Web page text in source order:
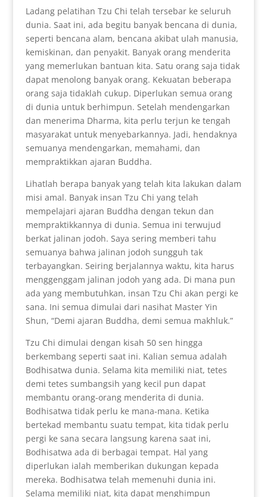
Ladang pelatihan Tzu Chi telah tersebar ke seluruh
dunia. Saat ini, ada begitu banyak bencana di dunia,
seperti bencana alam, bencana akibat ulah manusia,
kemiskinan, dan penyakit. Banyak orang menderita
yang memerlukan bantuan kita. Satu orang saja tidak
dapat menolong banyak orang. Kekuatan beberapa
orang saja tidaklah cukup. Diperlukan semua orang
di dunia untuk berhimpun. Setelah mendengarkan
dan menerima Dharma, kita perlu terjun ke tengah
masyarakat untuk menyebarkannya. Jadi, hendaknya
semuanya mendengarkan, memahami, dan
mempraktikkan ajaran Buddha.
Lihatlah berapa banyak yang telah kita lakukan dalam
misi amal. Banyak insan Tzu Chi yang telah
mempelajari ajaran Buddha dengan tekun dan
mempraktikkannya di dunia. Semua ini terwujud
berkat jalinan jodoh. Saya sering memberi tahu
semuanya bahwa jalinan jodoh sungguh tak
terbayangkan. Seiring berjalannya waktu, kita harus
menggenggam jalinan jodoh yang ada. Di mana pun
ada yang membutuhkan, insan Tzu Chi akan pergi ke
sana. Ini semua dimulai dari nasihat Master Yin
Shun, “Demi ajaran Buddha, demi semua makhluk.”
Tzu Chi dimulai dengan kisah 50 sen hingga
berkembang seperti saat ini. Kalian semua adalah
Bodhisatwa dunia. Selama kita memiliki niat, tetes
demi tetes sumbangsih yang kecil pun dapat
membantu orang-orang menderita di dunia.
Bodhisatwa tidak perlu ke mana-mana. Ketika
bertekad membantu suatu tempat, kita tidak perlu
pergi ke sana secara langsung karena saat ini,
Bodhisatwa ada di berbagai tempat. Hal yang
diperlukan ialah memberikan dukungan kepada
mereka. Bodhisatwa telah memenuhi dunia ini.
Selama memiliki niat, kita dapat menghimpun